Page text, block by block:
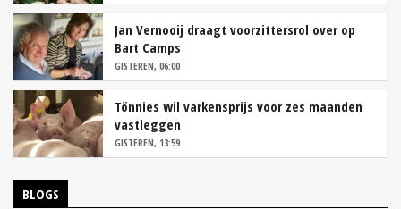
Jan Vernooij draagt voorzittersrol over op
Bart Camps
GISTEREN, 06:00
Tönnies wil varkensprijs voor zes maanden
vastleggen
GISTEREN, 13:59
BLOGS